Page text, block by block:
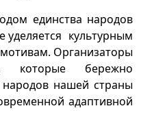
единства народов
уделяется культурным
Организаторы
которые бережно
нашей страны
адаптивной